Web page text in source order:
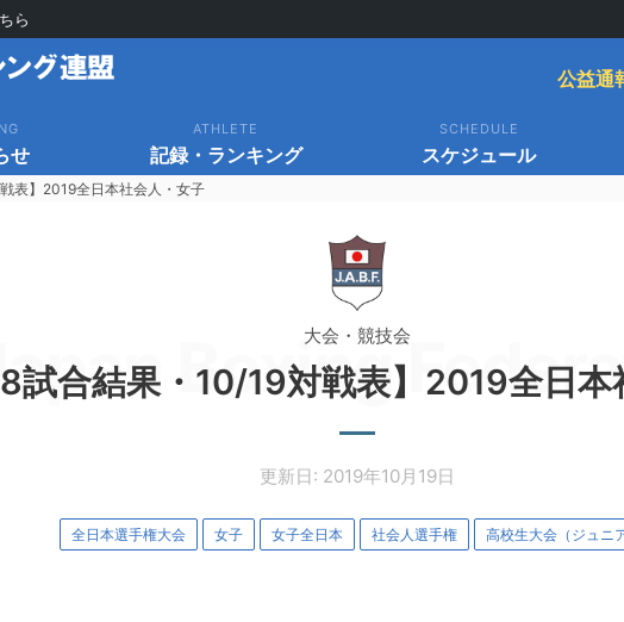
ら
公益通
せ
ATHLETE
記録・ランキング
SCHEDULE
スケジュール
表】2019全日本社会人・女子
Boxing
大会・競技会
試合結果・10/19対戦表】2019全日
更新日: 2019年10月19日
全日本選手権大会 女子 女子全日本 社会人選手権 高校生大会（ジュニ